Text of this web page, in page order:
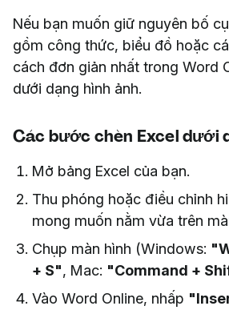
Nếu bạn muốn giữ nguyên bố
gồm công thức, biểu đồ hoặc
cách đơn giản nhất trong Word
dưới dạng hình ảnh.
Các bước chèn Excel dưới
Mở bảng Excel của bạn.
Thu phóng hoặc điều chỉnh
mong muốn nằm vừa trên
Chụp màn hình (Windows:
+ S", Mac: "Command +
Vào Word Online, nhấp